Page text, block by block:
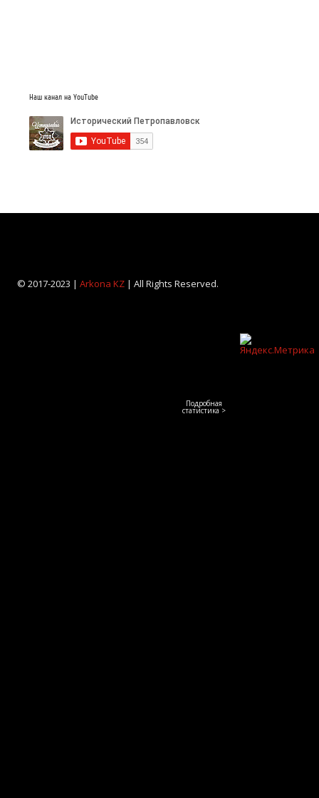
Наш канал на YouTube
© 2017-2023 | Arkona KZ| All Rights Reserved.
Подробная
статистика >